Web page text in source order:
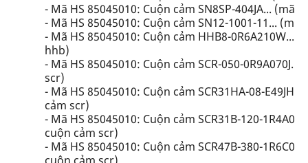
- Mã HS 85045010: Cuộn cảm SN8SP-404JA...
- Mã HS 85045010: Cuộn cảm SN12-1001-11...
- Mã HS 85045010: Cuộn cảm HHB8-
hhb)
- Mã HS 85045010: Cuộn cảm SCR-050-
scr)
- Mã HS 85045010: Cuộn cảm SCR31HA-08-
cảm scr)
- Mã HS 85045010: Cuộn cảm SCR31B-120-
cuộn cảm scr)
- Mã HS 85045010: Cuộn cảm SCR47B-380-